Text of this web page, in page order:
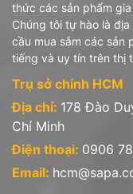
thức các sản phẩm
Chúng tôi tự hào là
cầu mua sắm các sản
tiếng và uy tín trên thị
Trụ sở chính HCM
Địa chỉ: 178 Đào
Chí Minh
Điện thoại: 0906
Email: